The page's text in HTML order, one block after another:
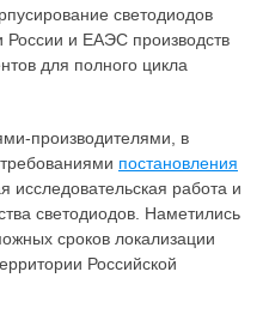
светодиодов
России и ЕАЭС производств
для полного цикла
производителями, в
постановления
исследовательская работа и
светодиодов. Наметились
сроков локализации
Российской